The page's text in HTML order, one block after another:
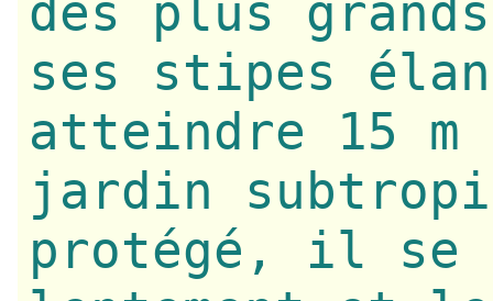
des plus
ses stipes
atteindre 15 m
jardin
protégé, il se